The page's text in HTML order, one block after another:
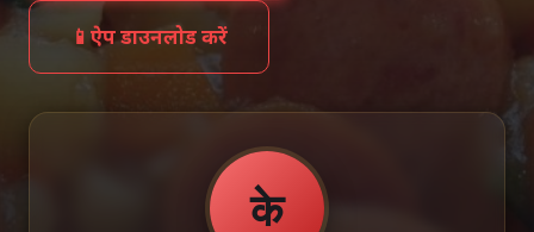
📱 ऐप डाउनलोड करें
के